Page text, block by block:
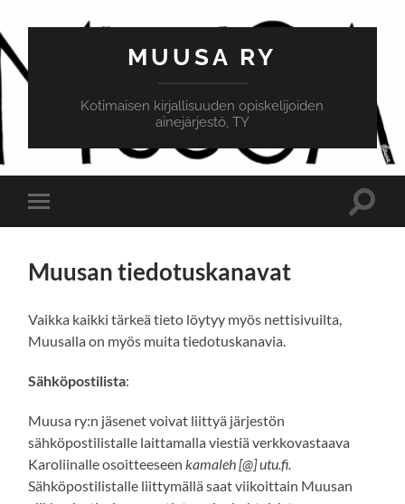
MUUSA RY
Kotimaisen kirjallisuuden opiskelijoiden
ainejärjestö, TY
Toggle
mobile
Toggle
Muusan tiedotuskanavat
Vaikka kaikki tärkeä tieto löytyy myös nettisivuilta,
Muusalla on myös muita tiedotuskanavia.
Sähköpostilista:
Muusa ry:n jäsenet voivat liittyä järjestön
sähköpostilistalle laittamalla viestiä verkkovastaava
Karoliinalle osoitteeseen kamaleh [@] utu.fi.
Sähköpostilistalle liittymällä saat viikoittain Muusan